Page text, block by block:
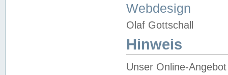
Webdesign
Olaf Gottschall
Hinweis
Unser Online-